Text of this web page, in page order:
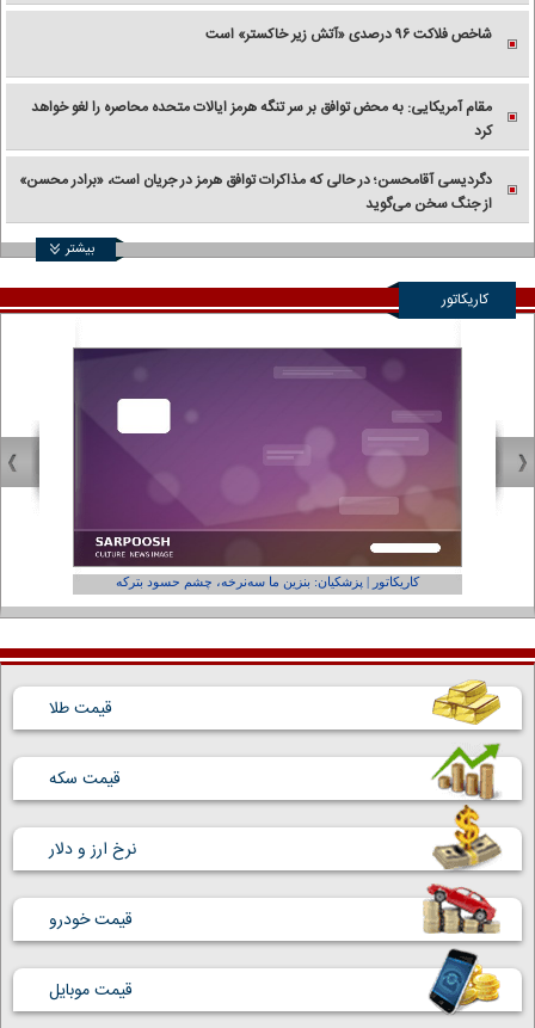
شاخص فلاکت ۹۶ درصدی «آتش زیر خاکستر» است
مقام آمریکایی: به محض توافق بر سر تنگه هرمز ایالات متحده محاصره را لغو خواهد
کرد
دگردیسی آقامحسن؛ در حالی که مذاکرات توافق هرمز در جریان است، «برادر محسن»
از جنگ سخن می‌گوید
بیشتر
کاریکاتور
کاریکاتور | پزشکیان: بنزین ما سه‌نرخه، چشم حسود بترکه
قیمت طلا
قیمت سکه
نرخ ارز و دلار
قیمت خودرو
قیمت موبایل